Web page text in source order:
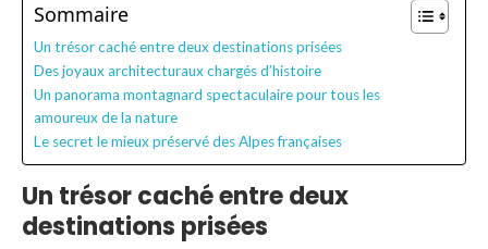
Sommaire
Un trésor caché entre deux destinations prisées
Des joyaux architecturaux chargés d’histoire
Un panorama montagnard spectaculaire pour tous les
amoureux de la nature
Le secret le mieux préservé des Alpes françaises
Un trésor caché entre deux
destinations prisées